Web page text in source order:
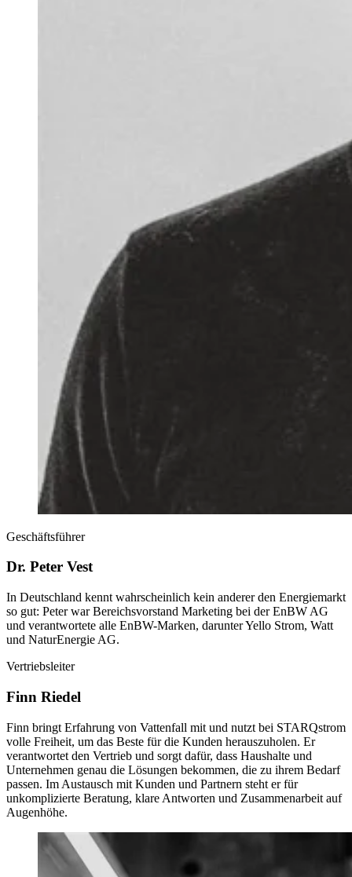
Geschäftsführer
Dr. Peter Vest
In Deutschland kennt wahrscheinlich kein anderer den Energiemarkt
so gut: Peter war Bereichsvorstand Marketing bei der EnBW AG
und verantwortete alle EnBW-Marken, darunter Yello Strom, Watt
und NaturEnergie AG.
Vertriebsleiter
Finn Riedel
Finn bringt Erfahrung von Vattenfall mit und nutzt bei STARQstrom
volle Freiheit, um das Beste für die Kunden herauszuholen. Er
verantwortet den Vertrieb und sorgt dafür, dass Haushalte und
Unternehmen genau die Lösungen bekommen, die zu ihrem Bedarf
passen. Im Austausch mit Kunden und Partnern steht er für
unkomplizierte Beratung, klare Antworten und Zusammenarbeit auf
Augenhöhe.